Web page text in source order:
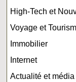
High-Tech et
Voyage et
Immobilier
Internet
Actualité et média